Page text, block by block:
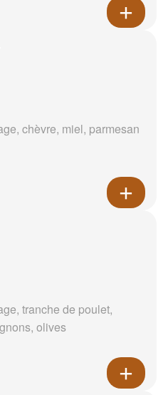
chèvre, miel, parmesan
tranche de poulet,
olives